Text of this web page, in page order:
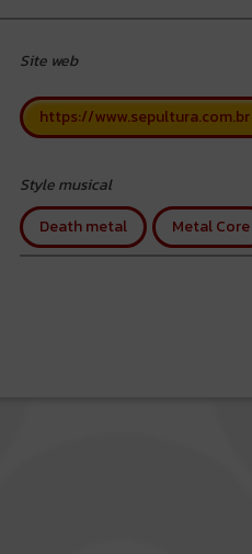
Site web
https://www.sepultura.com.br
Style musical
Death metal
Metal Core